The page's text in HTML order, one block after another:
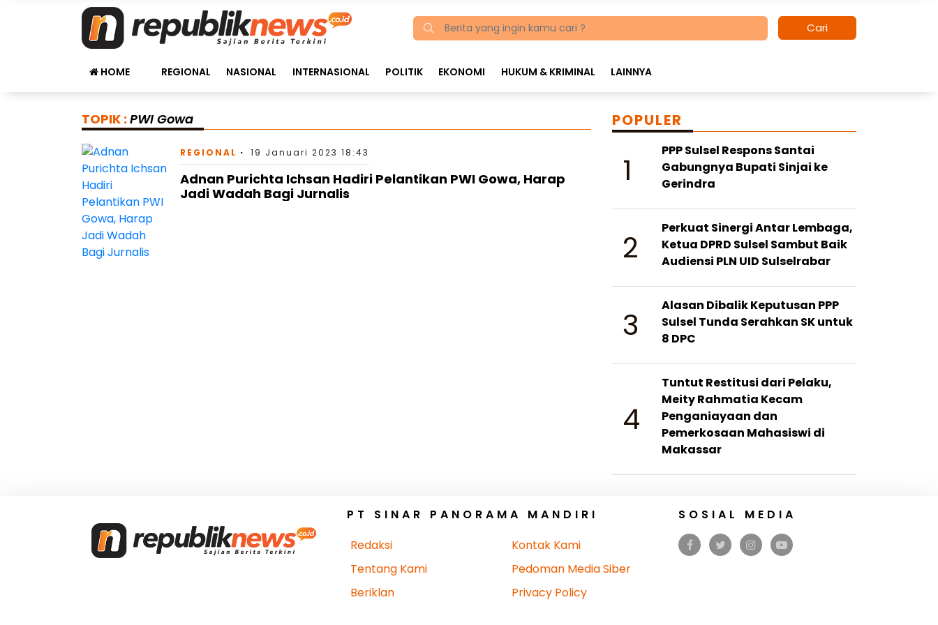
Cari
HOME REGIONAL NASIONAL INTERNASIONAL POLITIK EKONOMI HUKUM & KRIMINAL LAINNYA
TOPIK : PWI Gowa
REGIONAL 19 Januari 2023 18:43
Adnan Purichta Ichsan Hadiri Pelantikan PWI Gowa, Harap
Jadi Wadah Bagi Jurnalis
POPULER
1
PPP Sulsel Respons Santai
Gabungnya Bupati Sinjai ke
Gerindra
2
Perkuat Sinergi Antar Lembaga,
Ketua DPRD Sulsel Sambut Baik
Audiensi PLN UID Sulselrabar
3
Alasan Dibalik Keputusan PPP
Sulsel Tunda Serahkan SK untuk
8 DPC
4
Tuntut Restitusi dari Pelaku,
Meity Rahmatia Kecam
Penganiayaan dan
Pemerkosaan Mahasiswi di
Makassar
PT SINAR PANORAMA MANDIRI
Redaksi
Tentang Kami
Beriklan
Kontak Kami
Pedoman Media Siber
Privacy Policy
SOSIAL MEDIA